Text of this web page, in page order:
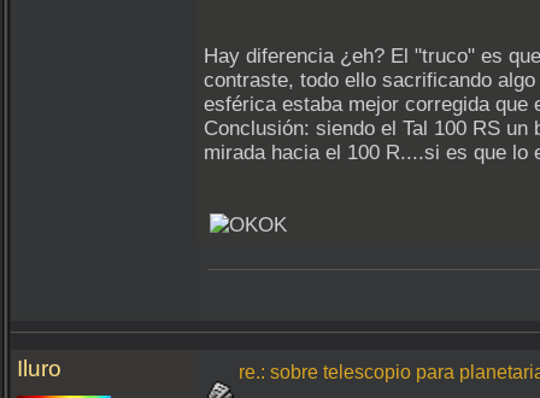
Hay diferencia ¿eh? El "truco" es
contraste, todo ello sacrificando
esférica estaba mejor corregida que
Conclusión: siendo el Tal 100 RS
mirada hacia el 100 R....si es que lo
Iluro re.: sobre telescopio para